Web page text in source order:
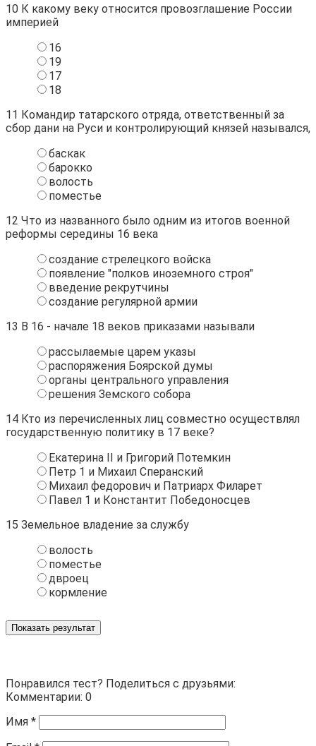
10 К какому веку относится провозглашение России
империей
16
19
17
18
11 Командир татарского отряда, ответственный за
сбор дани на Руси и контролирующий князей назывался,
баскак
барокко
волость
поместье
12 Что из названного было одним из итогов военной
реформы середины 16 века
создание стрелецкого войска
появление "полков иноземного строя"
введение рекрутчины
создание регулярной армии
13 В 16 - начале 18 веков приказами называли
рассылаемые царем указы
распоряжения Боярской думы
органы центрального управления
решения Земского собора
14 Кто из перечисленных лиц совместно осуществлял
государственную политику в 17 веке?
Екатерина II и Григорий Потемкин
Петр 1 и Михаил Сперанский
Михаил федорович и Патриарх Филарет
Павел 1 и Константит Победоносцев
15 Земельное владение за службу
волость
поместье
двроец
кормление
Показать результат
Понравился тест? Поделиться с друзьями:
Комментарии: 0
Имя *